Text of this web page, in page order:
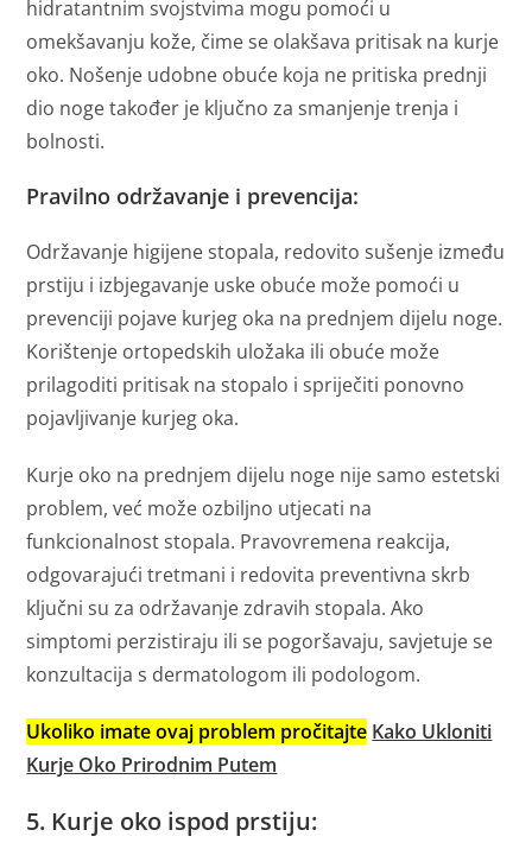
hidratantnim svojstvima mogu pomoći u
omekšavanju kože, čime se olakšava pritisak na kurje
oko. Nošenje udobne obuće koja ne pritiska prednji
dio noge također je ključno za smanjenje trenja i
bolnosti.
Pravilno održavanje i prevencija:
Održavanje higijene stopala, redovito sušenje između
prstiju i izbjegavanje uske obuće može pomoći u
prevenciji pojave kurjeg oka na prednjem dijelu noge.
Korištenje ortopedskih uložaka ili obuće može
prilagoditi pritisak na stopalo i spriječiti ponovno
pojavljivanje kurjeg oka.
Kurje oko na prednjem dijelu noge nije samo estetski
problem, već može ozbiljno utjecati na
funkcionalnost stopala. Pravovremena reakcija,
odgovarajući tretmani i redovita preventivna skrb
ključni su za održavanje zdravih stopala. Ako
simptomi perzistiraju ili se pogoršavaju, savjetuje se
konzultacija s dermatologom ili podologom.
Ukoliko imate ovaj problem pročitajte Kako Ukloniti
Kurje Oko Prirodnim Putem
5. Kurje oko ispod prstiju: